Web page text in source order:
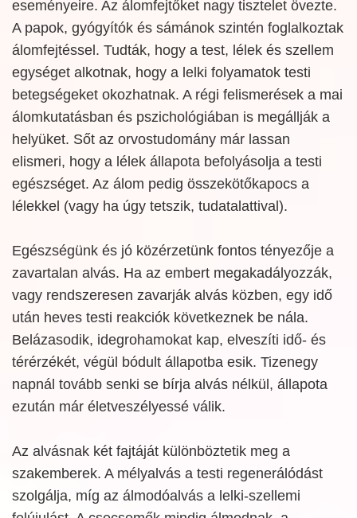
eseményeire. Az álomfejtőket nagy tisztelet övezte.
A papok, gyógyítók és sámánok szintén foglalkoztak
álomfejtéssel. Tudták, hogy a test, lélek és szellem
egységet alkotnak, hogy a lelki folyamatok testi
betegségeket okozhatnak. A régi felismerések a mai
álomkutatásban és pszichológiában is megállják a
helyüket. Sőt az orvostudomány már lassan
elismeri, hogy a lélek állapota befolyásolja a testi
egészséget. Az álom pedig összekötőkapocs a
lélekkel (vagy ha úgy tetszik, tudatalattival).
Egészségünk és jó közérzetünk fontos tényezője a
zavartalan alvás. Ha az embert megakadályozzák,
vagy rendszeresen zavarják alvás közben, egy idő
után heves testi reakciók következnek be nála.
Belázasodik, idegrohamokat kap, elveszíti idő- és
térérzékét, végül bódult állapotba esik. Tizenegy
napnál tovább senki se bírja alvás nélkül, állapota
ezután már életveszélyessé válik.
Az alvásnak két fajtáját különböztetik meg a
szakemberek. A mélyalvás a testi regenerálódást
szolgálja, míg az álmodóalvás a lelki-szellemi